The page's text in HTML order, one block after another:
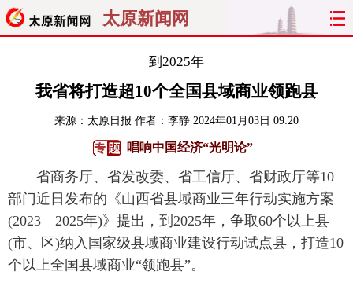
太原新闻网
经济 关注 文明 出行
曝光 综合
旅游 理财 政务 教育
看天下 晋月读 最太原 网罗民生
太原日报 太原晚报
到2025年
我省将打造超10个全国县域商业领跑县
来源： 太原日报 作者：李静 2024年01月03日 09:20
唱响中国经济“光明论”
省商务厅、省发改委、省工信厅、省财政厅等10
部门近日发布的《山西省县域商业三年行动实施方案
(2023—2025年)》提出，到2025年，争取60个以上县
(市、区)纳入国家级县域商业建设行动试点县，打造10
个以上全国县域商业“领跑县”。